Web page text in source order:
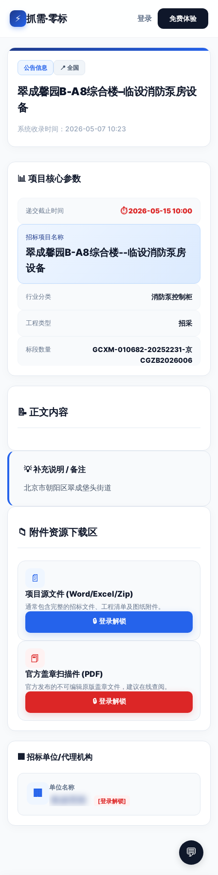
⚡ 抓需·零标 登录 免费体验
公告信息 📍 全国
翠成馨园B-A8综合楼–临设消防泵房设
备
系统收录时间：2026-05-07 10:23
📊 项目核心参数
递交截止时间 ⏱️ 2026-05-15 10:00
招标项目名称
翠成馨园B-A8综合楼--临设消防泵房
设备
行业分类 消防泵控制柜
工程类型 招采
标段数量
GCXM-010682-20252231-京
CGZB2026006
📝 正文内容
💡 补充说明 / 备注
北京市朝阳区翠成垡头街道
📁 附件资源下载区
📄
项目源文件 (Word/Excel/Zip)
通常包含完整的招标文件、工程清单及图纸附件。
🔒 登录解锁
📕
官方盖章扫描件 (PDF)
官方发布的不可编辑原版盖章文件，建议在线查阅。
🔒 登录解锁
🏢 招标单位/代理机构
🏢
单位名称
[登录解锁]
💬